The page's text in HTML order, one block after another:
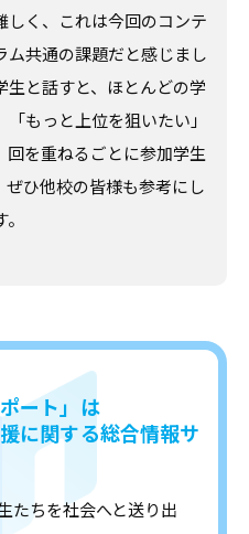
しく、これは今回のコンテ
ム共通の課題だと感じまし
生と話すと、ほとんどの学
もっと上位を狙いたい」
回を重ねるごとに参加学生
ぜひ他校の皆様も参考にし
ート」は
に関する総合情報サ
たちを社会へと送り出